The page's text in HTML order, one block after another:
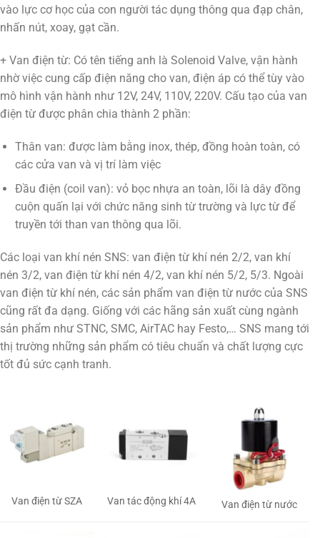
vào lực cơ học của con người tác dụng thông qua đạp chân,
nhấn nút, xoay, gạt cần.
+ Van điện từ: Có tên tiếng anh là Solenoid Valve, vận hành
nhờ việc cung cấp điện năng cho van, điện áp có thể tùy vào
mô hình vận hành như 12V, 24V, 110V, 220V. Cấu tạo của van
điện từ được phân chia thành 2 phần:
Thân van: được làm bằng inox, thép, đồng hoàn toàn, có
các cửa van và vị trí làm việc
Đầu điện (coil van): vỏ bọc nhựa an toàn, lõi là dây đồng
cuộn quấn lại với chức năng sinh từ trường và lực từ để
truyền tới than van thông qua lõi.
Các loại van khí nén SNS: van điện từ khí nén 2/2, van khí
nén 3/2, van điện từ khí nén 4/2, van khí nén 5/2, 5/3. Ngoài
van điện từ khí nén, các sản phẩm van điện từ nước của SNS
cũng rất đa dạng. Giống với các hãng sản xuất cùng ngành
sản phẩm như STNC, SMC, AirTAC hay Festo,… SNS mang tới
thị trường những sản phẩm có tiêu chuẩn và chất lượng cực
tốt đủ sức cạnh tranh.
Van điện từ SZA Van tác động khí 4A Van điện từ nước